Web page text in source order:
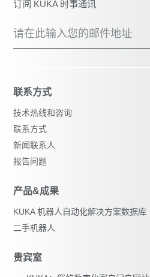
订阅 KUKA 时事通讯
请在此输入您的邮件地址
联系方式
技术热线和咨询
联系方式
新闻联系人
报告问题
产品&成果
KUKA 机器人自动化解决方案数据库
二手机器人
贵宾室